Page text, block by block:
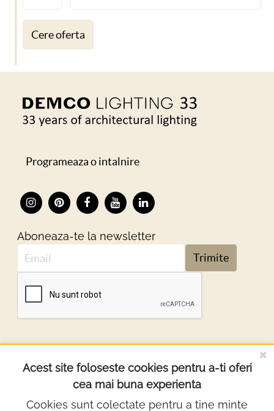
Cere oferta
Programeaza o intalnire
Aboneaza-te la newsletter
Trimite
DESPRE NOI
INFORMATII
Acest site foloseste cookies pentru a-ti oferi
cea mai buna experienta
Cookies sunt colectate pentru a tine minte